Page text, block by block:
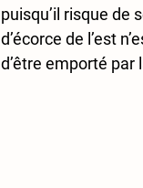
puisqu’il risque de
d’écorce de l’est
d’être emporté par